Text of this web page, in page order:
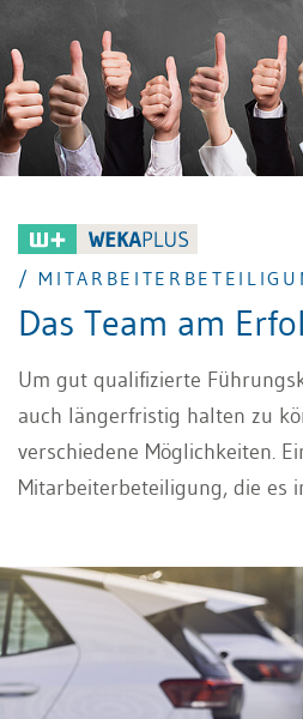
/
Das Team am
Um gut qualifizierte
auch längerfristig halten zu
verschiedene Möglichkeiten.
Mitarbeiterbeteiligung, die es